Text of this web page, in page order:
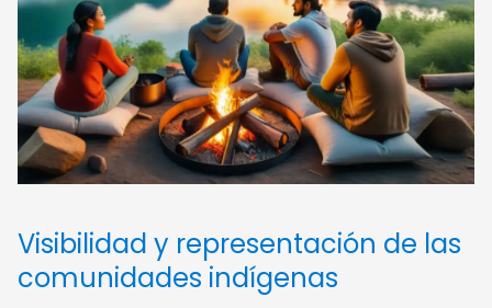
Visibilidad y representación de las
comunidades indígenas